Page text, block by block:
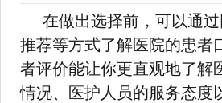
在做出选择前，可以通
推荐等方式了解医院的患者
者评价能让你更直观地了解
情况、医护人员的服务态度